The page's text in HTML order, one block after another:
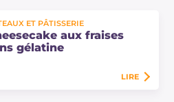
ET PÂTISSERIE
aux fraises
gélatine
LIRE